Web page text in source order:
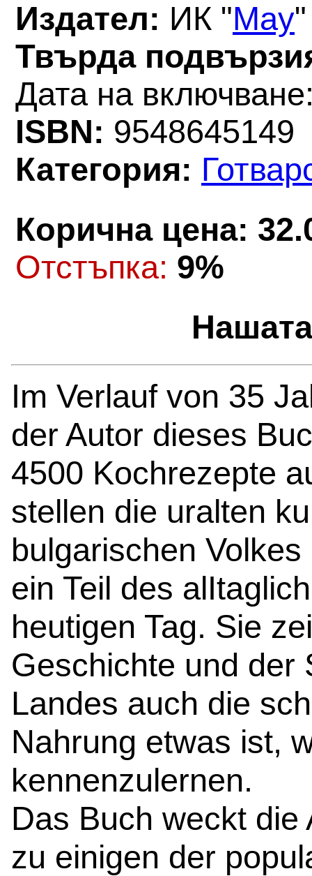
Издател: ИК "May"
Твърда
Дата на
ISBN: 9548645149
Категория:
Корична цена:
Oтстъпка: 9%
Im Verlauf von 35
der Autor dieses
4500 Kochrezepte
stellen die uralten
bulgarischen
ein Teil des
heutigen Tag. Sie
Geschichte und der
Landes auch die
Nahrung etwas ist,
kennenzulernen.
Das Buch weckt
zu einigen der